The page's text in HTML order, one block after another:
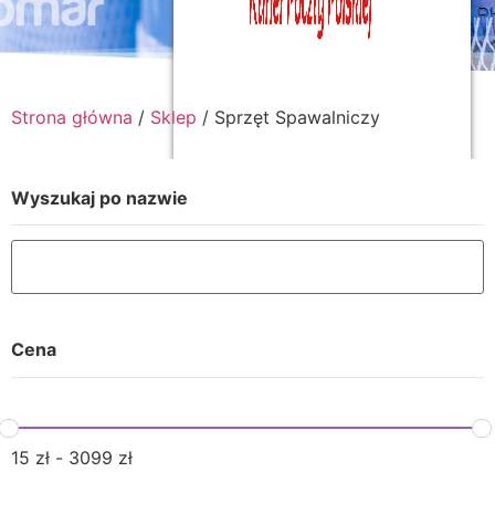
Strona główna / Sklep / Sprzęt Spawalniczy
Wyszukaj po nazwie
Cena
15 zł - 3099 zł